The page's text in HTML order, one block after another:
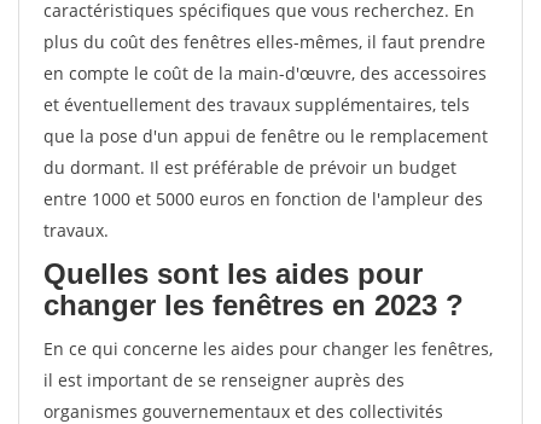
caractéristiques spécifiques que vous recherchez. En
plus du coût des fenêtres elles-mêmes, il faut prendre
en compte le coût de la main-d'œuvre, des accessoires
et éventuellement des travaux supplémentaires, tels
que la pose d'un appui de fenêtre ou le remplacement
du dormant. Il est préférable de prévoir un budget
entre 1000 et 5000 euros en fonction de l'ampleur des
travaux.
Quelles sont les aides pour
changer les fenêtres en 2023 ?
En ce qui concerne les aides pour changer les fenêtres,
il est important de se renseigner auprès des
organismes gouvernementaux et des collectivités